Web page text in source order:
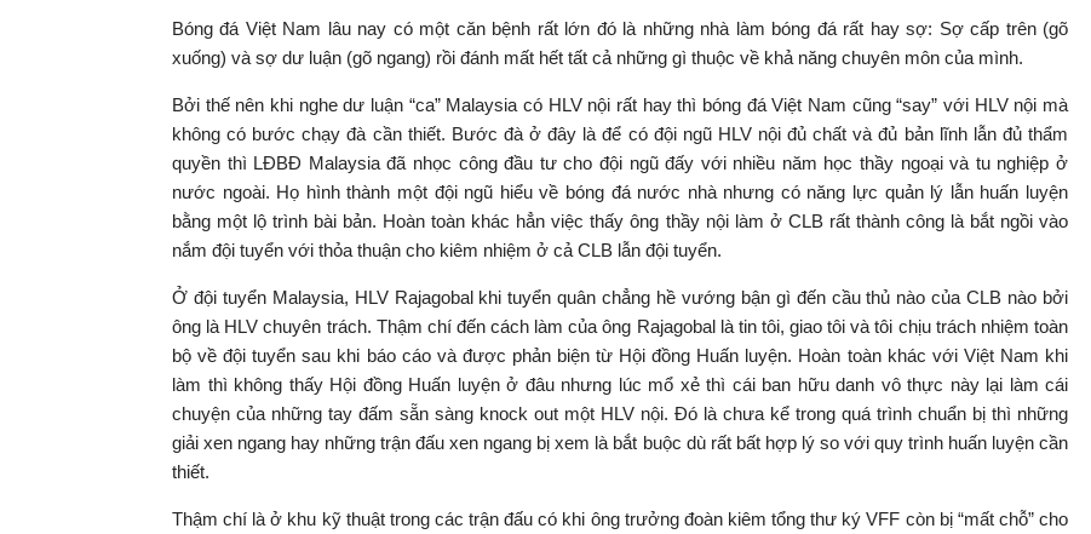
Bóng đá Việt Nam lâu nay có một căn bệnh rất lớn đó là những nhà làm bóng đá rất hay sợ: Sợ cấp trên (gõ
xuống) và sợ dư luận (gõ ngang) rồi đánh mất hết tất cả những gì thuộc về khả năng chuyên môn của mình.
Bởi thế nên khi nghe dư luận “ca” Malaysia có HLV nội rất hay thì bóng đá Việt Nam cũng “say” với HLV nội mà
không có bước chạy đà cần thiết. Bước đà ở đây là để có đội ngũ HLV nội đủ chất và đủ bản lĩnh lẫn đủ thẩm
quyền thì LĐBĐ Malaysia đã nhọc công đầu tư cho đội ngũ đấy với nhiều năm học thầy ngoại và tu nghiệp ở
nước ngoài. Họ hình thành một đội ngũ hiểu về bóng đá nước nhà nhưng có năng lực quản lý lẫn huấn luyện
bằng một lộ trình bài bản. Hoàn toàn khác hẳn việc thấy ông thầy nội làm ở CLB rất thành công là bắt ngồi vào
nắm đội tuyển với thỏa thuận cho kiêm nhiệm ở cả CLB lẫn đội tuyển.
Ở đội tuyển Malaysia, HLV Rajagobal khi tuyển quân chẳng hề vướng bận gì đến cầu thủ nào của CLB nào bởi
ông là HLV chuyên trách. Thậm chí đến cách làm của ông Rajagobal là tin tôi, giao tôi và tôi chịu trách nhiệm toàn
bộ về đội tuyển sau khi báo cáo và được phản biện từ Hội đồng Huấn luyện. Hoàn toàn khác với Việt Nam khi
làm thì không thấy Hội đồng Huấn luyện ở đâu nhưng lúc mổ xẻ thì cái ban hữu danh vô thực này lại làm cái
chuyện của những tay đấm sẵn sàng knock out một HLV nội. Đó là chưa kể trong quá trình chuẩn bị thì những
giải xen ngang hay những trận đấu xen ngang bị xem là bắt buộc dù rất bất hợp lý so với quy trình huấn luyện cần
thiết.
Thậm chí là ở khu kỹ thuật trong các trận đấu có khi ông trưởng đoàn kiêm tổng thư ký VFF còn bị “mất chỗ” cho